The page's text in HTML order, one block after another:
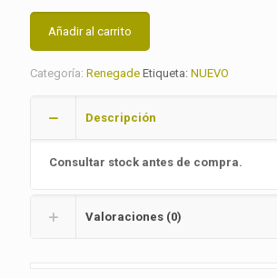
Añadir al carrito
Categoría: Renegade Etiqueta: NUEVO
Descripción
Consultar stock antes de compra.
Valoraciones (0)